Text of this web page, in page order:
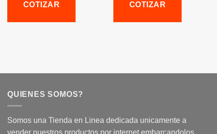
COTIZAR COTIZAR
QUIENES SOMOS?
Somos una Tienda en Linea dedicada unicamente a